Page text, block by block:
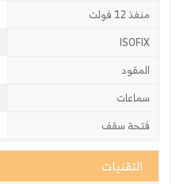
منفذ 12 فولت
ISOFIX
المقود
سماعات
فتحة سقف
التقنيات